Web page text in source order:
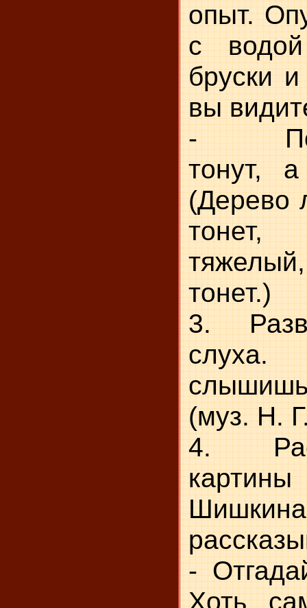
опыт.
с
бруски
вы
-
тонут,
(Дерево
тонет.)
3.
(муз. Н.
4.
-
Хоть